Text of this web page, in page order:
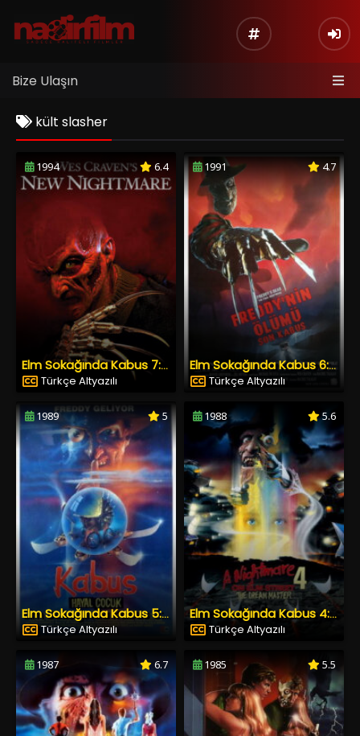
Bize Ulaşın
kült slasher
1994 6.4
Elm Sokağında Kabus 7: Yeni Kabus
Türkçe Altyazılı
1991 4.7
Elm Sokağında Kabus 6: Son Kabus
Türkçe Altyazılı
1989 5
Elm Sokağında Kabus 5: Hayal Çocuk
Türkçe Altyazılı
1988 5.6
Elm Sokağında Kabus 4: Rüya Ustası
Türkçe Altyazılı
1987 6.7 1985 5.5